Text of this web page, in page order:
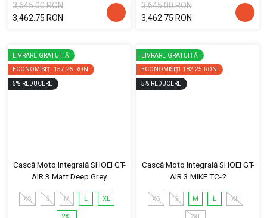
3,645.00 RON
3,462.75 RON
3,645.00 RON
3,462.75 RON
LIVRARE GRATUITĂ
ECONOMISIȚI 157.25 RON
5% REDUCERE
Cască Moto Integrală SHOEI GT-
AIR 3 Matt Deep Grey
XS S M L XL
LIVRARE GRATUITĂ
ECONOMISIȚI 182.25 RON
5% REDUCERE
Cască Moto Integrală SHOEI GT-
AIR 3 MIKE TC-2
XS S M L XL